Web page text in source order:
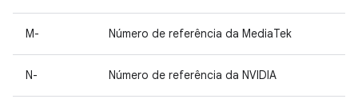
M- Número de referência da MediaTek
N- Número de referência da NVIDIA